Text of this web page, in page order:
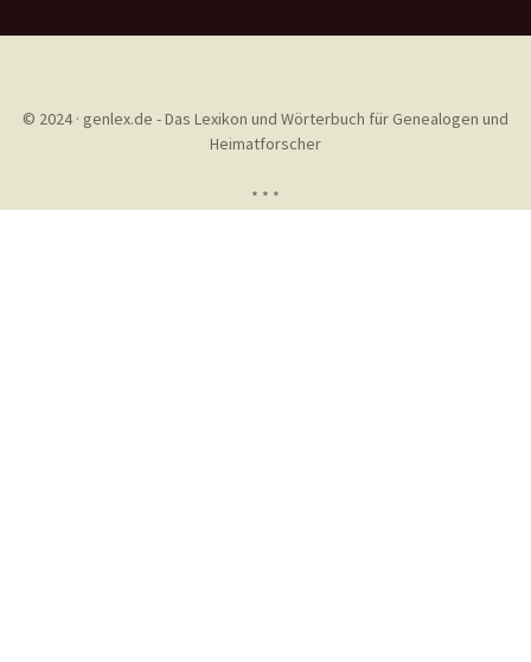
© 2024 · genlex.de - Das Lexikon und Wörterbuch für Genealogen und
Heimatforscher
* * *